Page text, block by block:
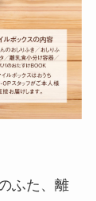
ふた、離